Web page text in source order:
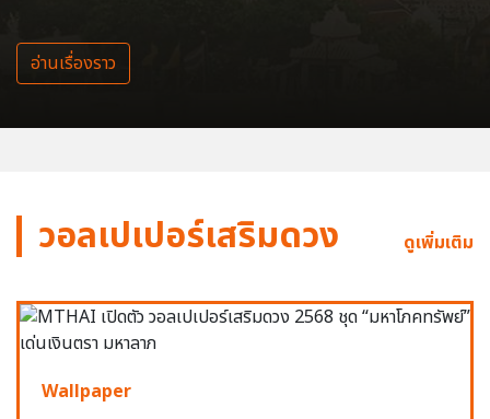
อ่านเรื่องราว
วอลเปเปอร์เสริมดวง ดูเพิ่มเติม
Wallpaper